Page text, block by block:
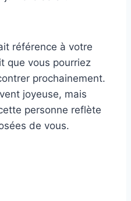
référence à votre
que vous pourriez
prochainement.
joyeuse, mais
personne reflète
de vous.